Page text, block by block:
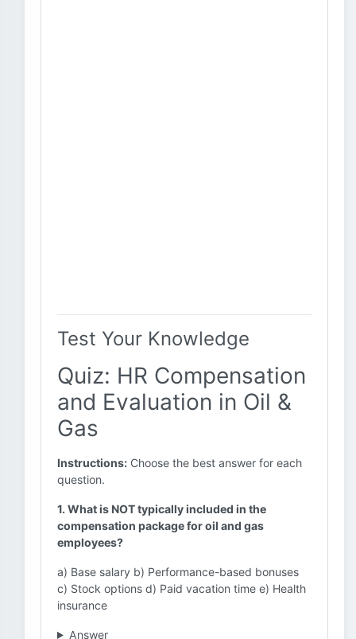
Test Your Knowledge
Quiz: HR Compensation
and Evaluation in Oil &
Gas
Instructions: Choose the best answer for each
question.
1. What is NOT typically included in the
compensation package for oil and gas
employees?
a) Base salary b) Performance-based bonuses
c) Stock options d) Paid vacation time e) Health
insurance
Answer